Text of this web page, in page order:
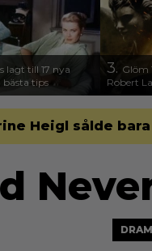
lagt till 17 nya
bästa tips
3. Glöm
Robert
Heigl sålde